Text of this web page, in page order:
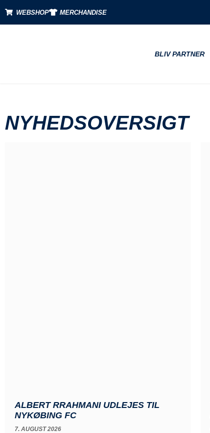
WEBSHOP MERCHANDISE
BLIV PARTNER
NYHEDSOVERSIGT
ALBERT RRAHMANI UDLEJES TIL
NYKØBING FC
7. AUGUST 2026